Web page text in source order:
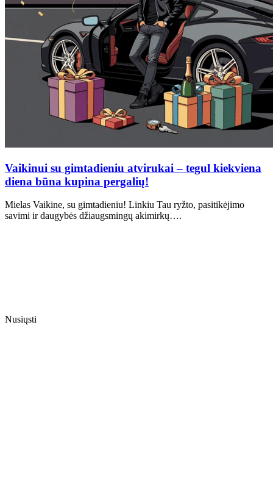
Vaikinui su gimtadieniu atvirukai – tegul kiekviena
diena būna kupina pergalių!
Mielas Vaikine, su gimtadieniu! Linkiu Tau ryžto, pasitikėjimo
savimi ir daugybės džiaugsmingų akimirkų….
Nusiųsti